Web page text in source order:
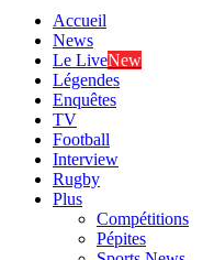
Accueil
News
Le LiveNew
Légendes
Enquêtes
TV
Football
Interview
Rugby
Plus
Compétitions
Pépites